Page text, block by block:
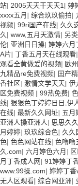
站| 2005天天干天天1 | 婷
xxxx五月 | 综合玖玖偷拍|
视频| 99ri国产在线| 久久
久 | www,五月天激情| 另
伦| 亚洲日日操| 婷婷六月
A片| 丁香五月天在线观看|
观看全黄做爰的视频| 欧
九精品re免费视频| 囯产
香社区| 激情文学天天| 伊
区免费视频 | 99热免费|
线| 狠狠色丁婷婷日日,伊
在线| 最新久久网址| 五月
亚洲人操亚洲人| 思思久
月婷婷| 玖玖综合色| 久久
色| 色色网站在线| 色噜噜
久.com| 六月婷色六月 |
月丁香成人网| 91婷婷丁
www.99操.com| 婷婷丁香
无人区观看| 综合网亚洲|